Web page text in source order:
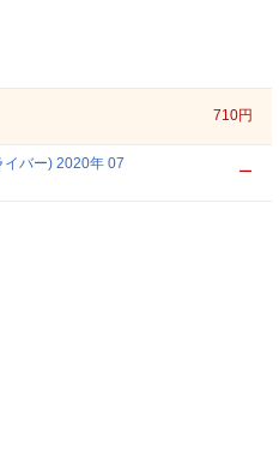
710円
バー) 2020年 07
ー